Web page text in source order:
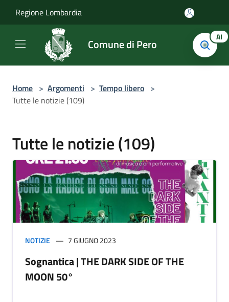
Regione Lombardia
Comune di Pero AI
Home > Argomenti > Tempo libero >
Tutte le notizie (109)
Tutte le notizie (109)
NOTIZIE 7 GIUGNO 2023
Sognantica | THE DARK SIDE OF THE
MOON 50°